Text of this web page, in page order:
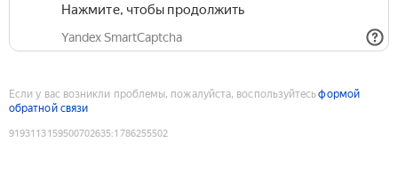
Нажмите, чтобы продолжить
Yandex SmartCaptcha
Если у вас возникли проблемы, пожалуйста, воспользуйтесьформой
обратной связи
9193113159500702635:1786255502